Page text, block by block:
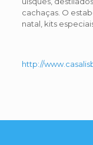
cachaças. O
natal, kits
http://